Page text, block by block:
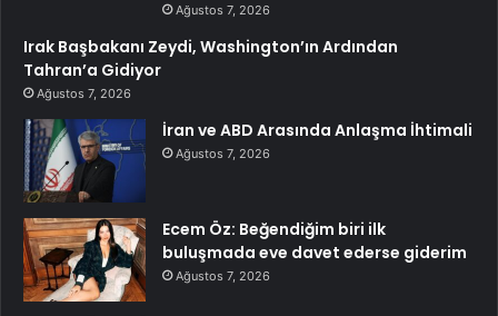
Ağustos 7, 2026
Irak Başbakanı Zeydi, Washington’ın Ardından
Tahran’a Gidiyor
Ağustos 7, 2026
İran ve ABD Arasında Anlaşma İhtimali
Ağustos 7, 2026
Ecem Öz: Beğendiğim biri ilk
buluşmada eve davet ederse giderim
Ağustos 7, 2026